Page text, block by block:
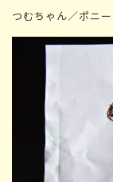
つむちゃん／ポニー